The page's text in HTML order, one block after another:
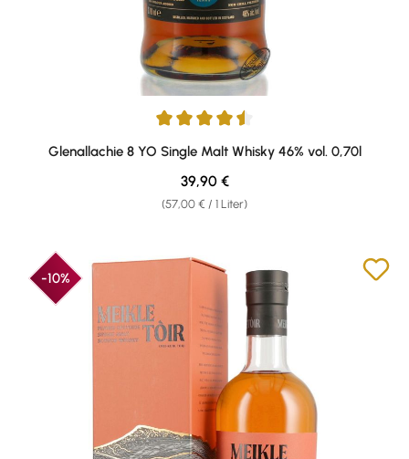
Durchschnittliche Bewertung von 4.5 von 5 Sternen
Glenallachie 8 YO Single Malt Whisky 46% vol. 0,70l
(57,00 € / 1 Liter)
Regulärer Preis:
39,90 €
-10%